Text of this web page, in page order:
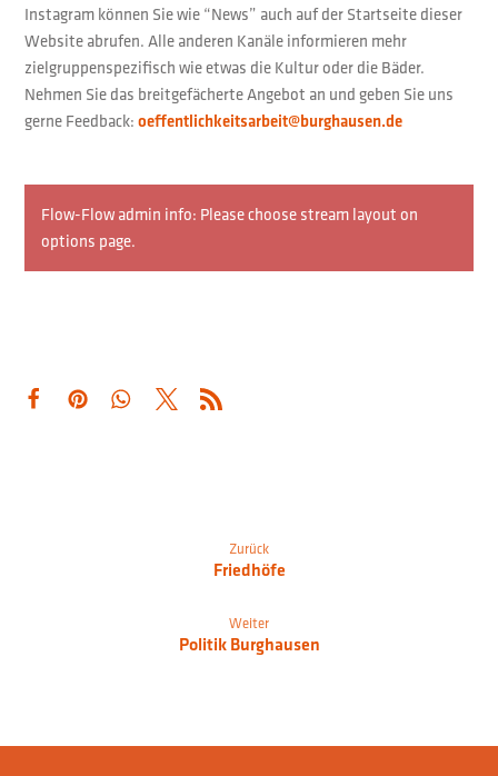
Instagram können Sie wie “News” auch auf der Startseite dieser
Website abrufen. Alle anderen Kanäle informieren mehr
zielgruppenspezifisch wie etwas die Kultur oder die Bäder.
Nehmen Sie das breitgefächerte Angebot an und geben Sie uns
gerne Feedback:oeffentlichkeitsarbeit@burghausen.de
Flow-Flow admin info: Please choose stream layout on
options page.
Zurück
Friedhöfe
Weiter
Politik Burghausen